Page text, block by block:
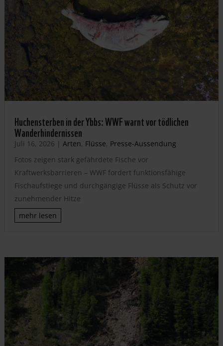
Huchensterben in der Ybbs: WWF warnt vor tödlichen
Wanderhindernissen
Juli 16, 2026 | Arten, Flüsse, Presse-Aussendung
Fotos zeigen stark gefährdete Fische vor
Kraftwerksbarrieren – WWF fordert funktionsfähige
Fischaufstiege und durchgängige Flüsse als Schutz vor
zunehmender Hitze
mehr lesen